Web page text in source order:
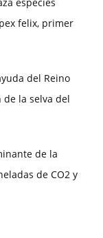
felix, primer
del Reino
de la selva del
de la
de CO2 y